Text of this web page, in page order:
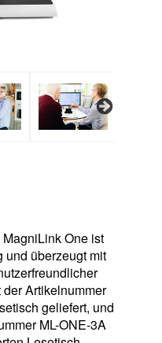
Next
One ist
und überzeugt mit
Artikelnummer
geliefert, und
ML-ONE-3A